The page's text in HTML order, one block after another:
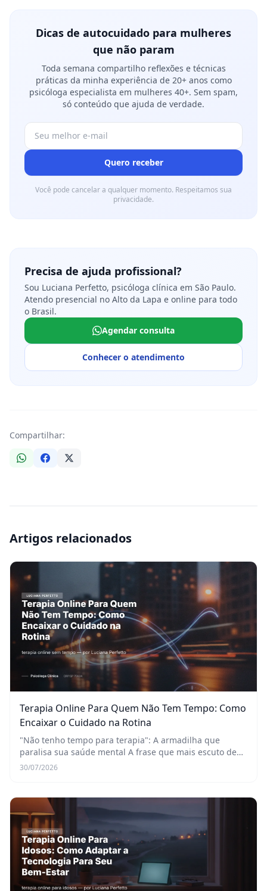
Dicas de autocuidado para mulheres
que não param
Toda semana compartilho reflexões e técnicas
práticas da minha experiência de 20+ anos como
psicóloga especialista em mulheres 40+. Sem spam,
só conteúdo que ajuda de verdade.
Quero receber
Você pode cancelar a qualquer momento. Respeitamos sua
privacidade.
Precisa de ajuda profissional?
Sou Luciana Perfetto, psicóloga clínica em São Paulo.
Atendo presencial no Alto da Lapa e online para todo
o Brasil.
Agendar consulta
Conhecer o atendimento
Compartilhar:
Artigos relacionados
Terapia Online Para Quem Não Tem Tempo: Como
Encaixar o Cuidado na Rotina
"Não tenho tempo para terapia": A armadilha que
paralisa sua saúde mental A frase que mais escuto de
novos pacientes, e de pessoas que adiam o cuidado com
30/07/2026